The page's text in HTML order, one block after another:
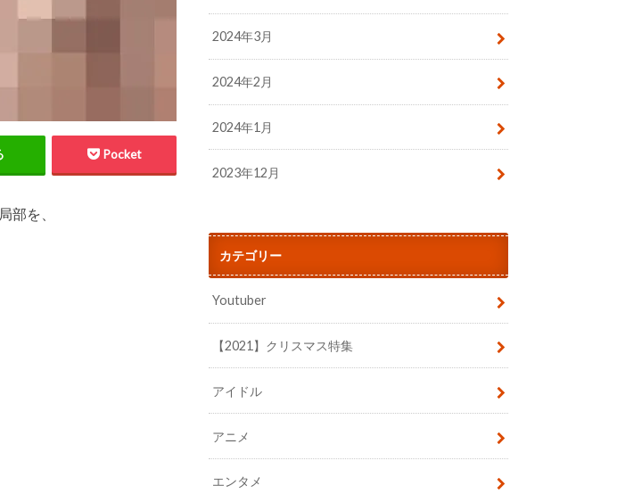
Pocket
部を、
2024年3月
2024年2月
2024年1月
2023年12月
カテゴリー
Youtuber
【2021】クリスマス特集
アイドル
アニメ
エンタメ